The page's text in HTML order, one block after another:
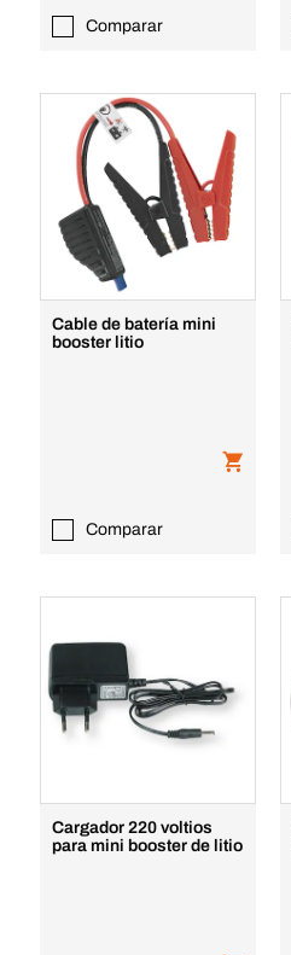
Comparar
Cable de batería mini
booster litio
Comparar
Cargador 220 voltios
para mini booster de litio